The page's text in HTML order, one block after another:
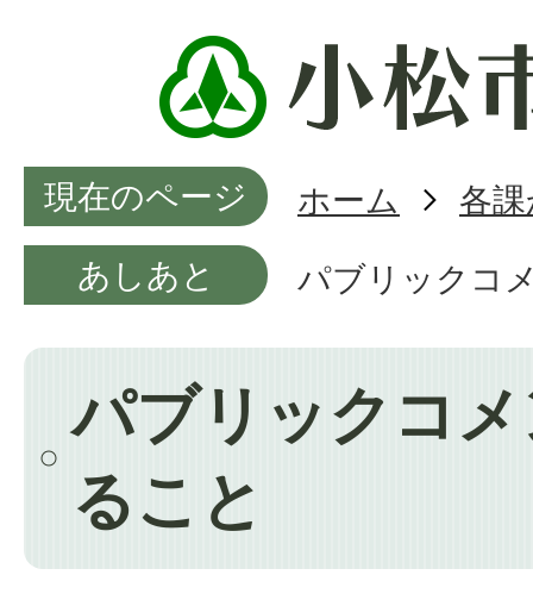
現在のページ ホーム
各
あしあと
パブリックコ
パブリックコ
ること